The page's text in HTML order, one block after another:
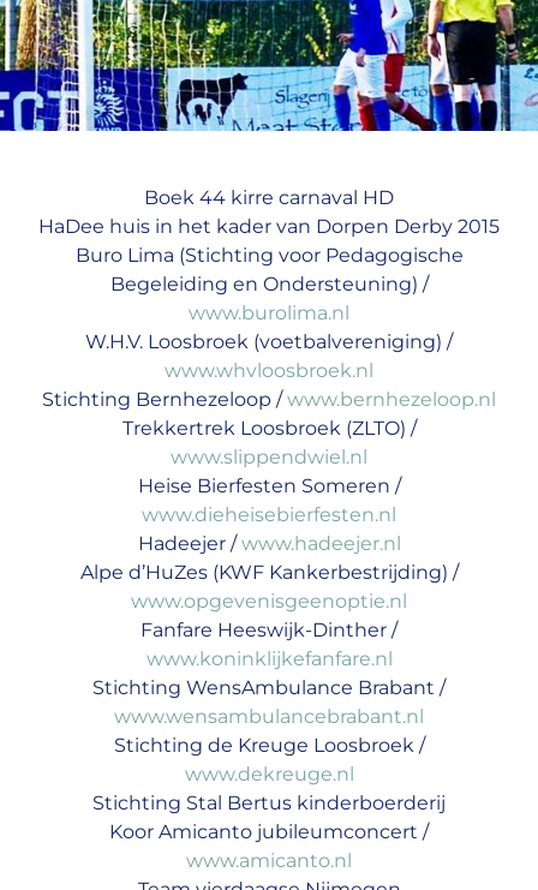
Boek 44 kirre carnaval HD
HaDee huis in het kader van Dorpen Derby 2015
Buro Lima (Stichting voor Pedagogische
Begeleiding en Ondersteuning) /
www.burolima.nl
W.H.V. Loosbroek (voetbalvereniging) /
www.whvloosbroek.nl
Stichting Bernhezeloop /www.bernhezeloop.nl
Trekkertrek Loosbroek (ZLTO) /
www.slippendwiel.nl
Heise Bierfesten Someren /
www.dieheisebierfesten.nl
Hadeejer /www.hadeejer.nl
Alpe d’HuZes (KWF Kankerbestrijding) /
www.opgevenisgeenoptie.nl
Fanfare Heeswijk-Dinther /
www.koninklijkefanfare.nl
Stichting WensAmbulance Brabant /
www.wensambulancebrabant.nl
Stichting de Kreuge Loosbroek /
www.dekreuge.nl
Stichting Stal Bertus kinderboerderij
Koor Amicanto jubileumconcert /
www.amicanto.nl